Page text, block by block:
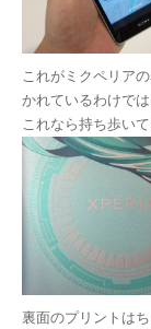
これがミクペリア
かれているわけで
これなら持ち歩い
裏面のプリントは